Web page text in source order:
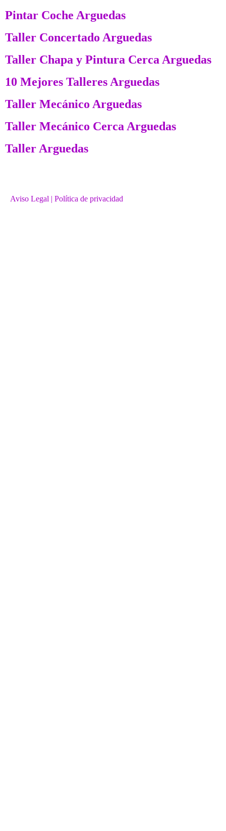
Pintar Coche Arguedas
Taller Concertado Arguedas
Taller Chapa y Pintura Cerca Arguedas
10 Mejores Talleres Arguedas
Taller Mecánico Arguedas
Taller Mecánico Cerca Arguedas
Taller Arguedas
Aviso Legal | Política de privacidad